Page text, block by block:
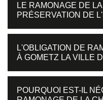
LE RAMONAGE DE
PRÉSERVATION DE
L'OBLIGATION DE
À GOMETZ LA VILLE
POURQUOI EST-IL